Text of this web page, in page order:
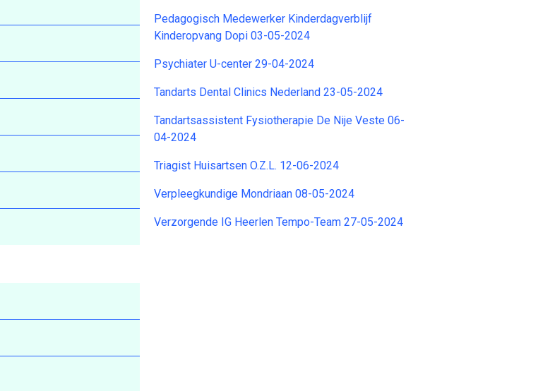
Pedagogisch Medewerker Kinderdagverblijf
Kinderopvang Dopi 03-05-2024
Psychiater U-center 29-04-2024
Tandarts Dental Clinics Nederland 23-05-2024
Tandartsassistent Fysiotherapie De Nije Veste 06-
04-2024
Triagist Huisartsen O.Z.L. 12-06-2024
Verpleegkundige Mondriaan 08-05-2024
Verzorgende IG Heerlen Tempo-Team 27-05-2024